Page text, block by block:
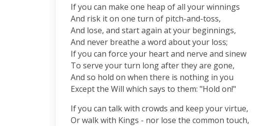
If you can make one heap of all your winnings
And risk it on one turn of pitch-and-toss,
And lose, and start again at your beginnings,
And never breathe a word about your loss;
If you can force your heart and nerve and sinew
To serve your turn long after they are gone,
And so hold on when there is nothing in you
Except the Will which says to them: "Hold on!"
If you can talk with crowds and keep your virtue,
Or walk with Kings - nor lose the common touch,